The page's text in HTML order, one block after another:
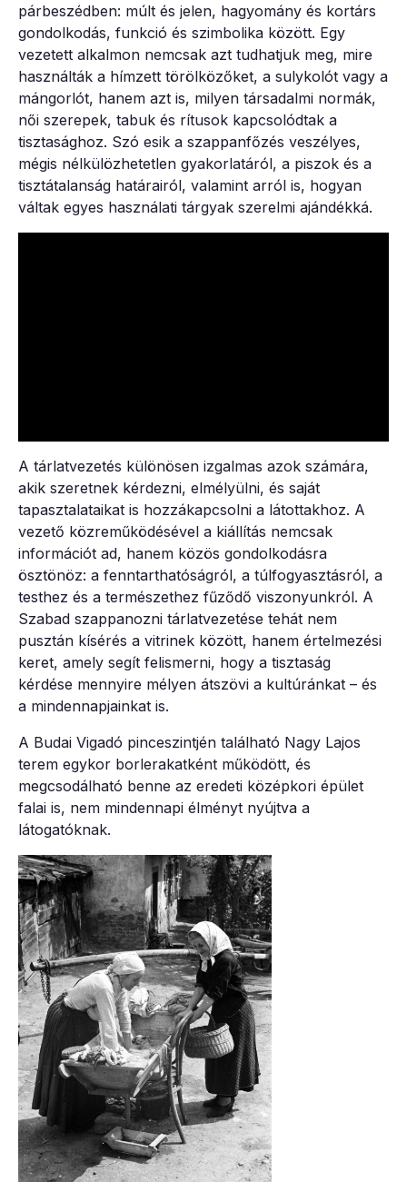
párbeszédben: múlt és jelen, hagyomány és kortárs
gondolkodás, funkció és szimbolika között. Egy
vezetett alkalmon nemcsak azt tudhatjuk meg, mire
használták a hímzett törölközőket, a sulykolót vagy a
mángorlót, hanem azt is, milyen társadalmi normák,
női szerepek, tabuk és rítusok kapcsolódtak a
tisztasághoz. Szó esik a szappanfőzés veszélyes,
mégis nélkülözhetetlen gyakorlatáról, a piszok és a
tisztátalanság határairól, valamint arról is, hogyan
váltak egyes használati tárgyak szerelmi ajándékká.
A tárlatvezetés különösen izgalmas azok számára,
akik szeretnek kérdezni, elmélyülni, és saját
tapasztalataikat is hozzákapcsolni a látottakhoz. A
vezető közreműködésével a kiállítás nemcsak
információt ad, hanem közös gondolkodásra
ösztönöz: a fenntarthatóságról, a túlfogyasztásról, a
testhez és a természethez fűződő viszonyunkról. A
Szabad szappanozni tárlatvezetése tehát nem
pusztán kísérés a vitrinek között, hanem értelmezési
keret, amely segít felismerni, hogy a tisztaság
kérdése mennyire mélyen átszövi a kultúránkat – és
a mindennapjainkat is.
A Budai Vigadó pinceszintjén található Nagy Lajos
terem egykor borlerakatként működött, és
megcsodálható benne az eredeti középkori épület
falai is, nem mindennapi élményt nyújtva a
látogatóknak.